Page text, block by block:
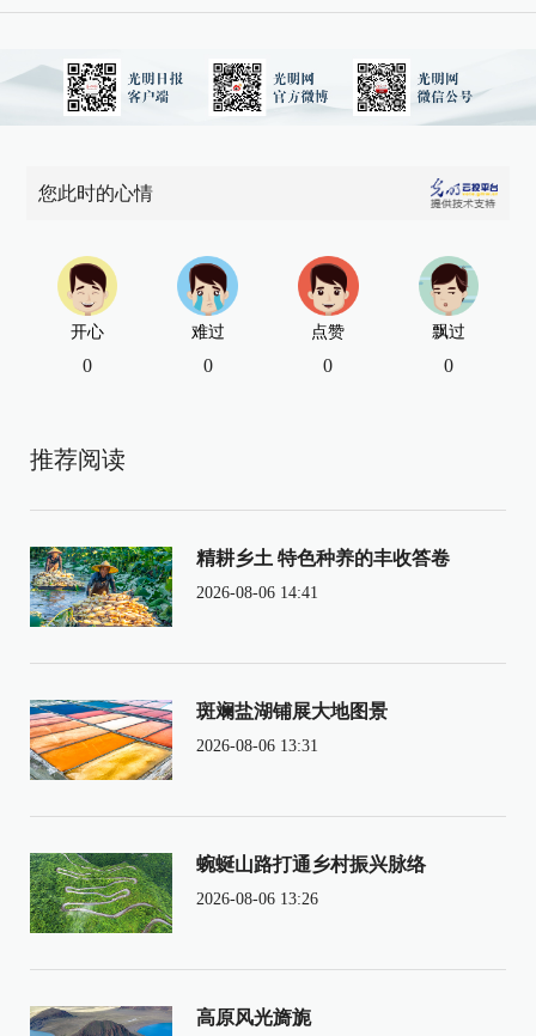
您此时的心情
开心
0
难过
0
点赞
0
飘过
0
推荐阅读
精耕乡土 特色种养的丰收答卷
2026-08-06 14:41
斑斓盐湖铺展大地图景
2026-08-06 13:31
蜿蜒山路打通乡村振兴脉络
2026-08-06 13:26
高原风光旖旎